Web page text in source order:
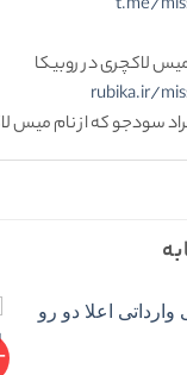
t.me/
لاکچری در روبیکا
rubika.ir/
سودجو که از نام میس